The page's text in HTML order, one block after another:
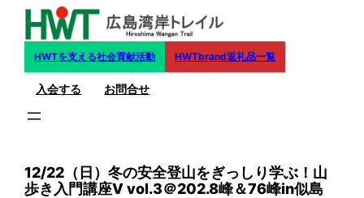
HWTを支える社会貢献活動 HWTbrand返礼品一覧
入会する お問合せ
12/22（日）冬の安全登山をぎっしり学ぶ！山
歩き入門講座Ⅴ vol.3＠202.8峰＆76峰in似島